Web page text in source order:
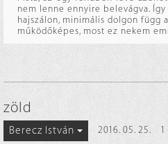
nem lenne ennyire belevágva.
hajszálon, minimális dolgon függ
működőképes, most ez nekem
zöld
Berecz István 2016. 05. 25.
1